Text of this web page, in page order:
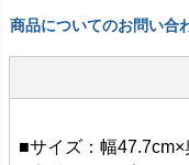
商品についてのお問い合
■サイズ：幅